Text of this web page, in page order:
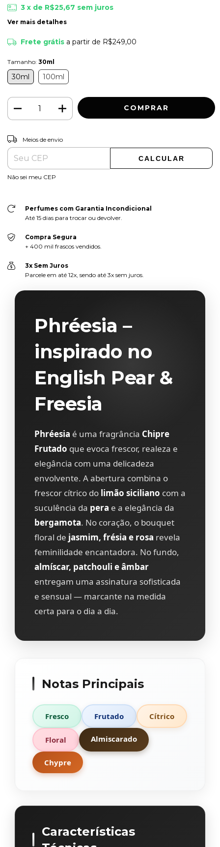
3 x de R$25,67 sem juros
Ver mais detalhes
Frete grátis a partir de R$249,00
Tamanho: 30ml
30ml 100ml
Entregas para o CEP:
Meios de envio
CALCULAR
Não sei meu CEP
Perfumes com Garantia Incondicional
Até 15 dias para trocar ou devolver.
Compra Segura
+ 400 mil frascos vendidos.
3x Sem Juros
Parcele em até 12x, sendo até 3x sem juros.
Phréesia –
inspirado no
English Pear &
Freesia
Phréesia é uma fragrância Chipre
Frutado que evoca frescor, realeza e
elegância com uma delicadeza
envolvente. A abertura combina o
frescor cítrico do limão siciliano com a
suculência da pera e a elegância da
bergamota. No coração, o bouquet
floral de jasmim, frésia e rosa revela
feminilidade encantadora. No fundo,
almíscar, patchouli e âmbar
entregam uma assinatura sofisticada
e sensual — marcante na medida
certa para o dia a dia.
Notas Principais
Fresco Frutado Cítrico
Floral Almiscarado
Chypre
Características